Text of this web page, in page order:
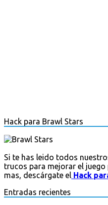
Hack para Brawl Stars
Si te has leido todos
trucos para mejorar el juego
mas, descárgate el Hack
Entradas recientes